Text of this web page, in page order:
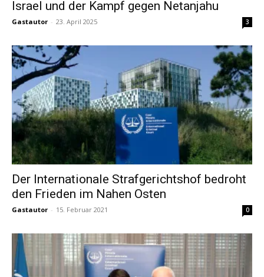
Israel und der Kampf gegen Netanjahu
Gastautor - 23. April 2025 3
Der Internationale Strafgerichtshof bedroht
den Frieden im Nahen Osten
Gastautor - 15. Februar 2021 0